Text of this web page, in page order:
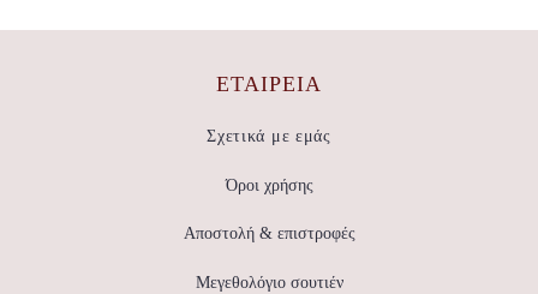
ΕΤΑΙΡΕΊΑ
Σχετικά με εμάς
Όροι χρήσης
Αποστολή & επιστροφές
Μεγεθολόγιο σουτιέν